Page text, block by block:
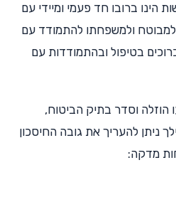
הינו ברובו חד פעמי ומיידי עם
למבוטח ולמשפחתו להתמודד עם
בטיפול ובהתמודדות עם
ביצעו הוזלה וסדר בתיק הביטוח,
ניתן להעריך את גובה החיסכון
מדקה: